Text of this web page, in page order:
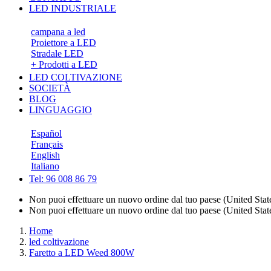
LED INDUSTRIALE
campana a led
Proiettore a LED
Stradale LED
+ Prodotti a LED
LED COLTIVAZIONE
SOCIETÀ
BLOG
LINGUAGGIO
Español
Français
English
Italiano
Tel: 96 008 86 79
Non puoi effettuare un nuovo ordine dal tuo paese (United
Non puoi effettuare un nuovo ordine dal tuo paese (United
Home
led coltivazione
Faretto a LED Weed 800W